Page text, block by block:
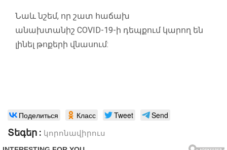
Նաև նշեմ, որ շատ հաճախ
անախտանիշ COVID-19-ի դեպքում կարող են
լինել թոքերի վնասում:
Поделиться Класс Tweet Send
Տեգեր : կորոնավիրուս